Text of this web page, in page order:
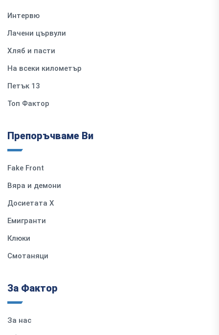
Интервю
Лачени цървули
Хляб и пасти
На всеки километър
Петък 13
Топ Фактор
Препоръчваме Ви
Fake Front
Вяра и демони
Досиетата Х
Емигранти
Клюки
Смотаняци
За Фактор
За нас